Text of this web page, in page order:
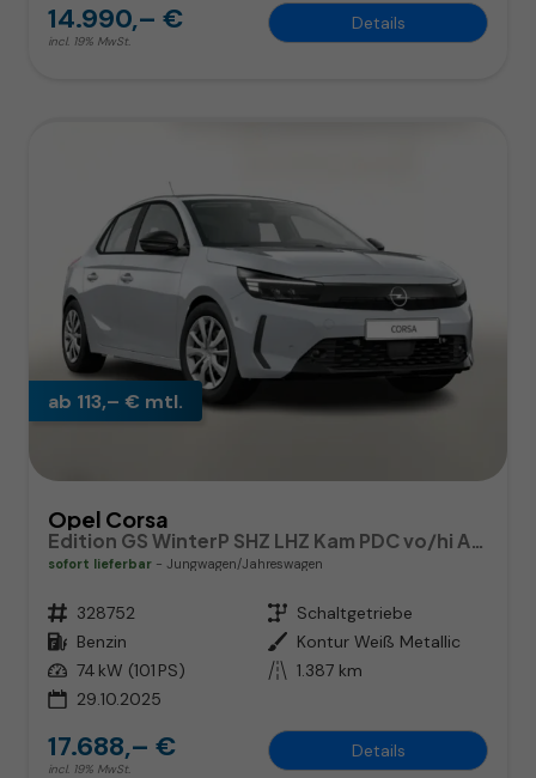
14.990,– €
incl. 19% MwSt.
Details
ab 113,– € mtl.
Opel Corsa
sofort lieferbar Jungwagen/Jahreswagen
Fahrzeugnr. 328752 Getriebe Schaltgetriebe
Kraftstoff Benzin Außenfarbe Kontur Weiß Metallic
Leistung 74 kW (101 PS) Kilometerstand 1.387 km
29.10.2025
17.688,– €
incl. 19% MwSt.
Details